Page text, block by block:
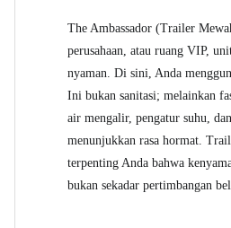
The Ambassador (Trailer
perusahaan, atau ruang VIP,
nyaman. Di sini, Anda
Ini bukan sanitasi; melainkan
air mengalir, pengatur suhu,
menunjukkan rasa hormat.
terpenting Anda bahwa
bukan sekadar pertimbangan